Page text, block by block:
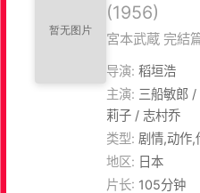
(1956)
宮本武蔵 完結
导演: 稻垣浩
主演: 三船敏郎
莉子 / 志村乔
类型: 剧情,动作,
地区: 日本
片长: 105分钟